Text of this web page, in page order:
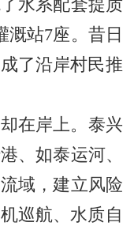
水系配套提质
溉站7座。昔日
了沿岸村民推
在岸上。泰兴
、如泰运河、
域，建立风险
巡航、水质自